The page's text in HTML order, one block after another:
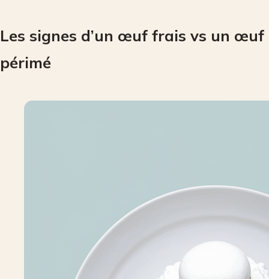
Les signes d’un œuf frais vs un œuf
périmé